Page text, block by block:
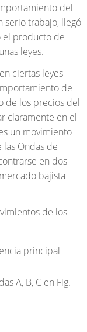
del
serio trabajo, llegó
el producto de
leyes.
ciertas leyes
de
de los precios del
claramente en el
un movimiento
Ondas de
en dos
bajista
de los
principal
A, B, C en Fig.